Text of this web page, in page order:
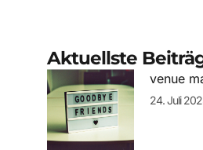
Aktuellste
venue
24. Juli